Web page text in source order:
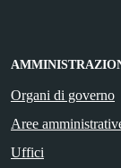
Organi di governo
Aree
Uffici